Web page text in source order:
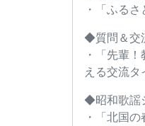
・「ふる
◆質問＆交
・「先輩
える交流タ
◆昭和歌謡
・「北国